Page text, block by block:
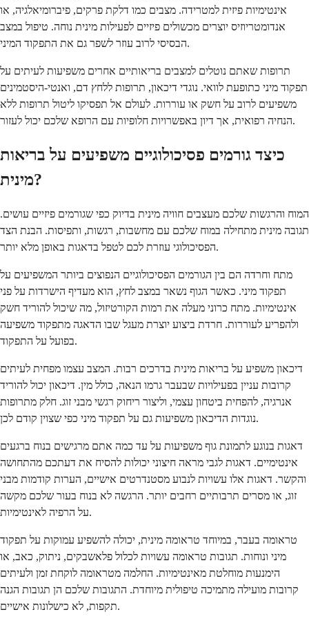
אינטימיות פיזית למטרידה. מצבים כמו דלקת פרקים, פיברומיאלגיה, או
אנדומטריוזיס יוצרים מכשולים פיזיים לפעילות מינית נוחה. טיפול במצב
הבסיסי לרוב עוזר לשפר גם את התפקוד המיני.
תרופות שאתם נוטלים למצבים בריאותיים אחרים משפיעות לעיתים על
תפקוד מיני כתופעת לוואי. נוגדי דיכאון, תרופות ללחץ דם, ואנטי-היסטמינים
משפיעים לרוב על חשק או עוררות. לעולם אל תפסיקו ליטול תרופות ללא
הנחיה רפואית, אך דיון באפשרויות חלופיות עם הרופא שלכם יכול לעזור.
כיצד גורמים פסיכולוגיים משפיעים על בריאות
מינית?
המוח והרגשות שלכם מעצבים חוויה מינית בדיוק כפי שגורמים פיזיים עושים.
תגובה מינית מתחילה במוח שלכם עם מחשבות, רגשות, ותפיסות. הבנת הצד
הפסיכולוגי עוזרת לכם לטפל בדאגות באופן מלא יותר.
מתח וחרדה הם בין הגורמים הפסיכולוגיים הנפוצים ביותר המשפיעים על
תפקוד מיני. כאשר הגוף נשאר במצב לחץ, הוא מעדיף הישרדות על פני
אינטימיות. מתח כרוני מעלה את רמות הקורטיזול, מה שיכול להוריד חשק
ולהפריע לעוררות. חרדת ביצוע יוצרת מעגל שבו הדאגה מתפקוד משפיעה
בפועל על התפקוד.
דיכאון משפיע על בריאות מינית בדרכים רבות. המצב עצמו מפחית לעיתים
קרובות עניין בפעילויות שבעבר גרמו הנאה, כולל מין. דיכאון יכול להוריד
אנרגיה, להפחית ביטחון עצמי, וליצור ריחוק רגשי מבני זוג. חלק מתרופות
נוגדות הדיכאון משפיעות גם על תפקוד מיני כפי שצוין קודם לכן.
דאגות בנוגע לתמונת גוף משפיעות על עד כמה אתם מרגישים בנוח ברגעים
אינטימיים. דאגות לגבי מראה חיצוני יכולות להסיח את דעתכם מהתחושה
והקשר. דאגות אלו עשויות לנבוע מסטנדרטים אישיים, הערות קודמות מבני
זוג, או מסרים תרבותיים רחבים יותר. הרגשה לא בנוח בעור שלכם מקשה
על הרפיה לאינטימיות.
טראומה בעבר, במיוחד טראומה מינית, יכולה להשפיע עמוקות על תפקוד
מיני ונוחות. תגובות טראומה עשויות לכלול פלאשבקים, ניתוק, כאב, או
הימנעות מוחלטת מאינטימיות. החלמה מטראומה לוקחת זמן ולעיתים
קרובות מועילה מתמיכה טיפולית מיוחדת. התגובות שלכם הן תגובות הגנה
תקפות, לא כישלונות אישיים.